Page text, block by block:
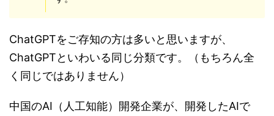
ChatGPTをご存知の方は多いと思いますが、
ChatGPTといわいる同じ分類です。（もちろん全
く同じではありません）
中国のAI（人工知能）開発企業が、開発したAIで